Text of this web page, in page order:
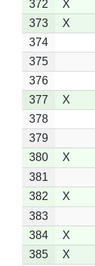
372
X
373
X
374
375
376
377
X
378
379
380
X
381
382
X
383
384
X
385
X